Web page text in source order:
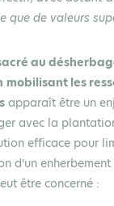
que de valeurs
au
mobilisant les
apparaît être un
avec la
efficace pour
d’un enherbement
être concerné :